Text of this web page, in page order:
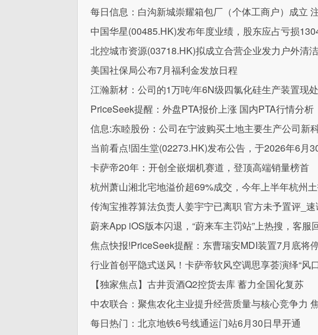
每日信息：白沟新城崇耀箱包厂（个体工商户）成立
中国华星(00485.HK)发布年度业绩，股东应占亏损
北控城市资源(03718.HK)拟成立合营企业发力户外清
美国社保局公布7月福利金发放日程
江瀚新材：公司的1万吨/年6N级四氯化硅生产装置现
PriceSeek提醒：外盘PTA报价上涨 国内PTA行情分析
信息:东睦股份：公司在宁波购买土地主要生产公司新
当前看点!固生堂(02273.HK)发布公告，于2026年6月
卡萨帝20年：开创全嵌烟机赛道，登顶高端销量榜首
杭州萧山湘北宅地溢价超69%成交，今年上半年杭州
传淘宝推荐算法负责人姜宇宁已离职 官方未予置评_
蔚来App iOS版本闪退，“蔚来车主罚站”上热搜，客服
焦点快报!PriceSeek提醒：东曹瑞安MDI装置7月底将
行业首创平隐式送风！卡萨帝软风空调思享荟演绎“风
【独家焦点】古井贡酒Q2控货去库 蓄力全国化复苏
中农联合：聚焦农化主业提升经营质量与核心竞争力
每日热门：北京地铁6号线通运门站6月30日早开通